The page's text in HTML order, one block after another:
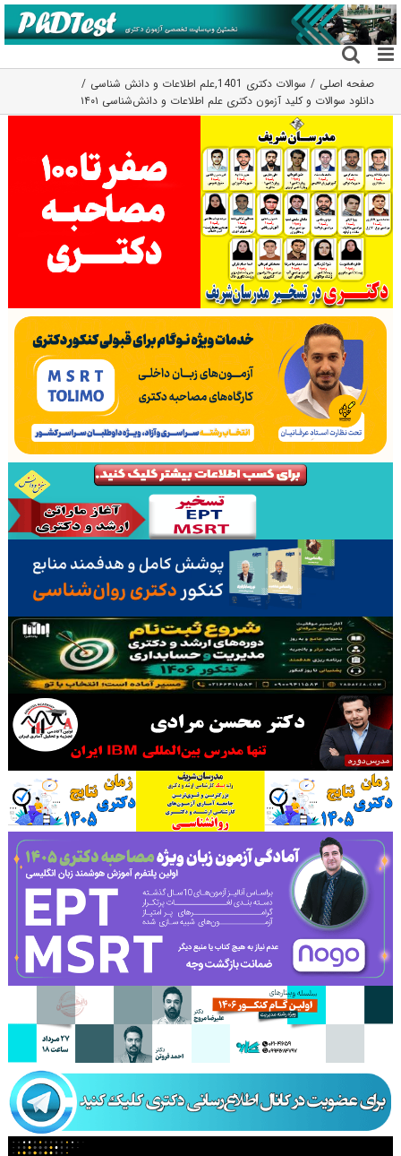
رفتن
به
محتوا
صفحه اصلی سوالات دکتری 1401 ,علم اطلاعات و دانش شناسی
دانلود سوالات و کلید آزمون دکتری علم اطلاعات و دانش‌شناسی ۱۴۰۱